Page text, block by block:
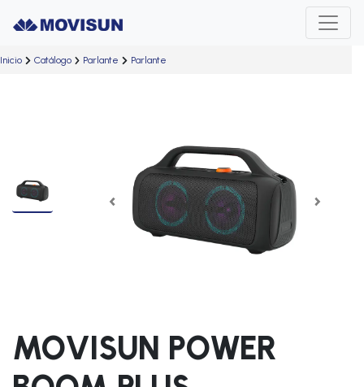
Inicio Catálogo Parlante Parlante
Previous Next
MOVISUN POWER